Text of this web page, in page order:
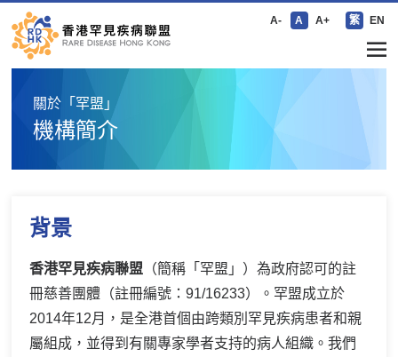
A- A A+ 繁 EN
關於「罕盟」
機構簡介
背景
香港罕見疾病聯盟 （簡稱「罕盟」）為政府認可的註
冊慈善團體（註冊編號：91/16233）。罕盟成立於
2014年12月，是全港首個由跨類別罕見疾病患者和親
屬組成，並得到有關專家學者支持的病人組織。我們